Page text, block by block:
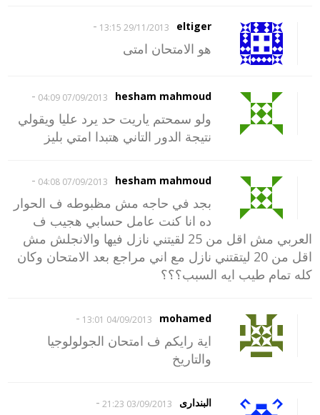
eltiger
29/11/2013 13:15
-
هو الامتحان امتى
hesham mahmoud
07/09/2013 04:09
-
ولو سمحتم ياريت حد يرد عليا ويقولي
نتيجة الدور التاني هتبدا امتي بليز
hesham mahmoud
07/09/2013 04:08
-
بجد في حاجه مش مظبوطه ف الحوار
ده انا كنت عامل حسابي هجيب ف
العربي مش اقل من 25 لقيتني نازل فيها والانجلش مش
اقل من 20 ليتقتني نازل مع اني مراجع بعد الامتحان وكان
كله تمام طيب ايه السبب؟؟؟
mohamed
04/09/2013 13:01
-
اية رايكم ف امتحان الجولولوجيا
والتاريخ
البندارى 03/09/2013 21:23
-